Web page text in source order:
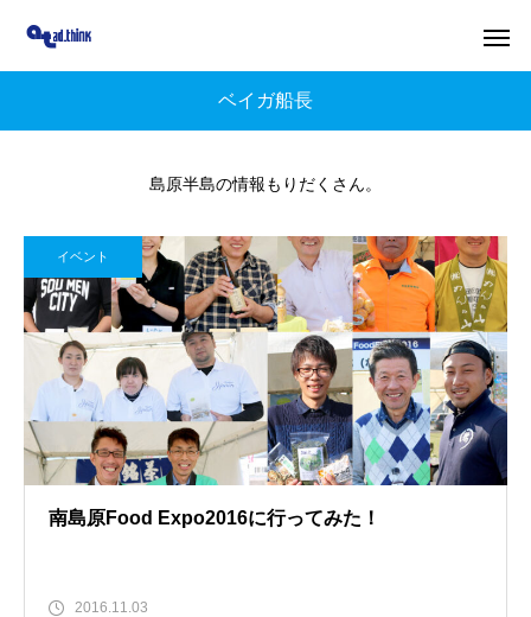
ベイガ船長
島原半島の情報もりだくさん。
イベント
南島原Food Expo2016に行ってみた！
2016.11.03